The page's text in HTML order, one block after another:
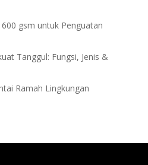
gsm untuk Penguatan
Tanggul: Fungsi, Jenis &
Ramah Lingkungan